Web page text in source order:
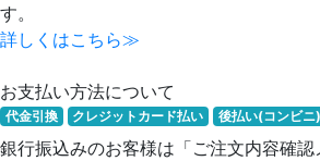
す。
詳しくはこちら≫
お支払い方法について
代金引換 クレジットカード払い 後払い(コンビニ)
銀行振込みのお客様は「ご注文内容確